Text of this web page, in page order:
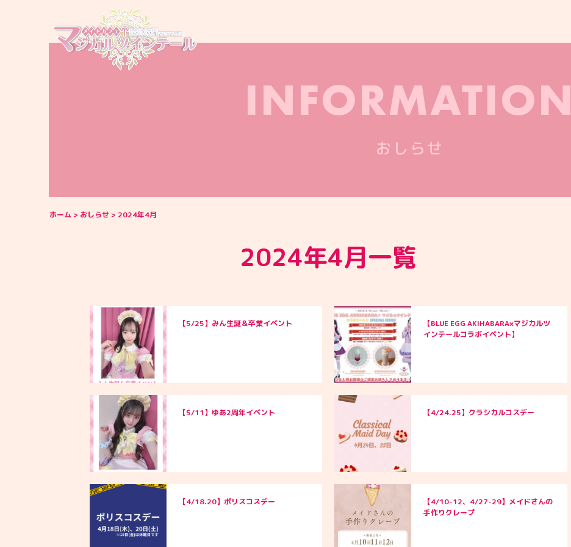
INFORMATION
おしらせ
ホーム おしらせ 2024年4月
2024年4月一覧
【5/25】みん生誕＆卒業イベント
【BLUE EGG AKIHABARA×マジカルツ
インテールコラボイベント】
【5/11】ゆあ2周年イベント 【4/24.25】クラシカルコスデー
【4/18.20】ポリスコスデー
【4/10-12、4/27-29】メイドさんの
手作りクレープ